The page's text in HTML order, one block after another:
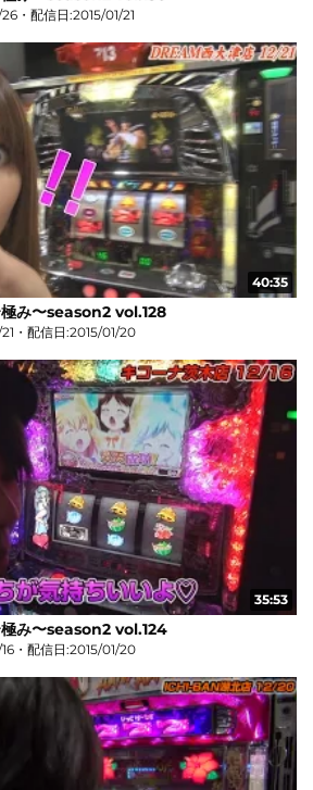
・配信日:2015/01/21
40:35
み〜season2 vol.128
・配信日:2015/01/20
35:53
み〜season2 vol.124
・配信日:2015/01/20